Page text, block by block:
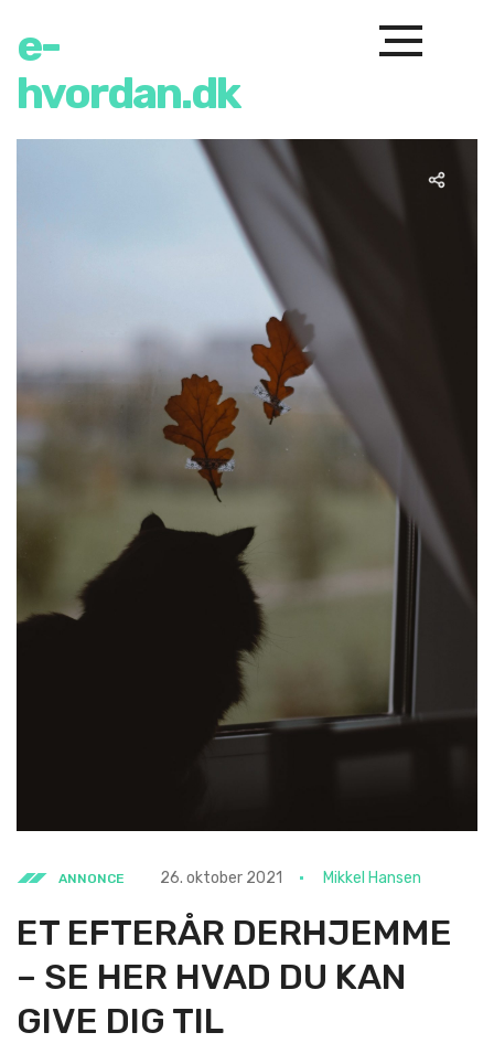
e-
hvordan.dk
ANNONCE 26. oktober 2021 Mikkel Hansen
ET EFTERÅR DERHJEMME
– SE HER HVAD DU KAN
GIVE DIG TIL